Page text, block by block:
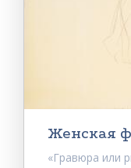
Женская
«Гравюра или